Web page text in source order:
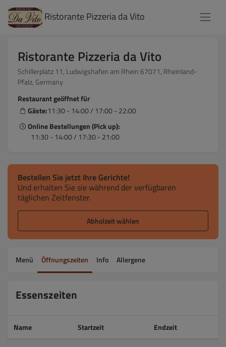
Ristorante Pizzeria da Vito
Ristorante Pizzeria da Vito
Schillerplatz 11, Ludwigshafen am Rhein 67071, Rheinland-
Pfalz, Germany
Restaurant geöffnet für
Gäste:11:30 - 14:00 / 17:00 - 22:00
Online Bestellungen (Pick up):
11:30 - 14:00 / 17:30 - 21:00
Bestellen Sie jetzt Ihre Gerichte!
Und erhalten Sie sie während der verfügbaren
täglichen Zeitfenster.
Abholzeit wählen
Menü Öffnungszeiten Info Allergene
Essenszeiten
Name Startzeit Endzeit